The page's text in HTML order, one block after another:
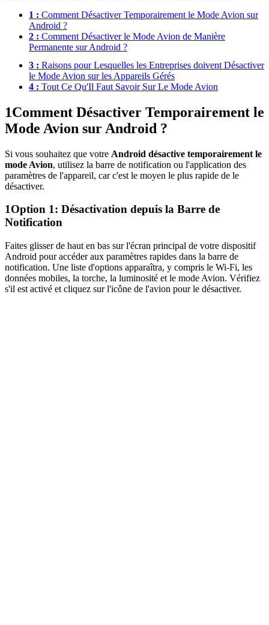
1 : Comment Désactiver Temporairement le Mode Avion sur
Android ?
2 : Comment Désactiver le Mode Avion de Manière
Permanente sur Android ?
3 : Raisons pour Lesquelles les Entreprises doivent Désactiver
le Mode Avion sur les Appareils Gérés
4 : Tout Ce Qu'Il Faut Savoir Sur Le Mode Avion
1Comment Désactiver Temporairement le
Mode Avion sur Android ?
Si vous souhaitez que votre Android désactive temporairement le
mode Avion, utilisez la barre de notification ou l'application des
paramètres de l'appareil, car c'est le moyen le plus rapide de le
désactiver.
1Option 1: Désactivation depuis la Barre de
Notification
Faites glisser de haut en bas sur l'écran principal de votre dispositif
Android pour accéder aux paramètres rapides dans la barre de
notification. Une liste d'options apparaîtra, y compris le Wi-Fi, les
données mobiles, la torche, la luminosité et le mode Avion. Vérifiez
s'il est activé et cliquez sur l'icône de l'avion pour le désactiver.